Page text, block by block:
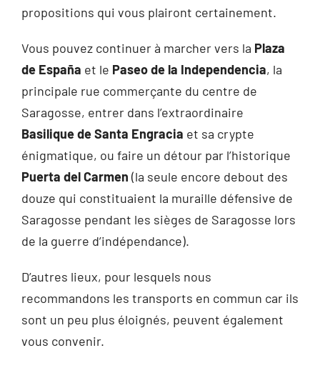
propositions qui vous plairont certainement.
Vous pouvez continuer à marcher vers la Plaza
de España et le Paseo de la Independencia, la
principale rue commerçante du centre de
Saragosse, entrer dans l’extraordinaire
Basilique de Santa Engracia et sa crypte
énigmatique, ou faire un détour par l’historique
Puerta del Carmen (la seule encore debout des
douze qui constituaient la muraille défensive de
Saragosse pendant les sièges de Saragosse lors
de la guerre d’indépendance).
D’autres lieux, pour lesquels nous
recommandons les transports en commun car ils
sont un peu plus éloignés, peuvent également
vous convenir.